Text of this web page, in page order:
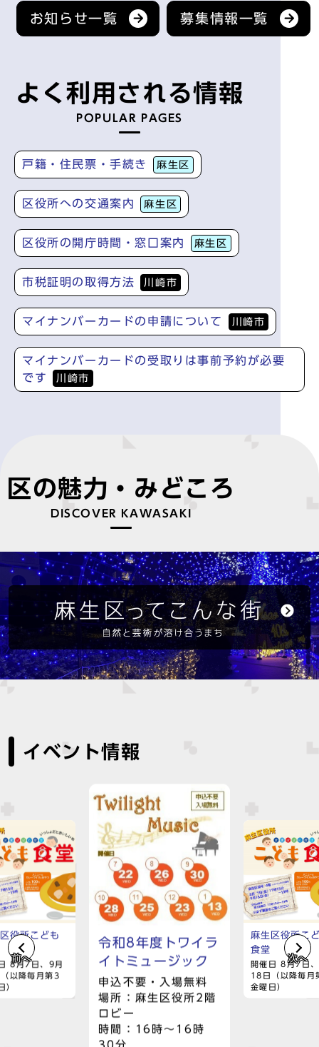
お知らせ一覧 募集情報一覧
よく利用される情報
POPULAR PAGES
戸籍・住民票・手続き 麻生区
区役所への交通案内 麻生区
区役所の開庁時間・窓口案内 麻生区
市税証明の取得方法 川崎市
マイナンバーカードの申請について 川崎市
マイナンバーカードの受取りは事前予約が必要
です
川崎市
区の魅力・みどころ
DISCOVER KAWASAKI
イベント情報
前へ
役所こども
8月7日、9月
以降毎月第3
）
令和8年度トワイラ
イトミュージック
申込不要・入場無料
場所：麻生区役所2階
ロビー
時間：16時～16時
30分
麻生区役所こ
食堂
開催日 8月7日
18日（以降毎月
金曜日）
次へ